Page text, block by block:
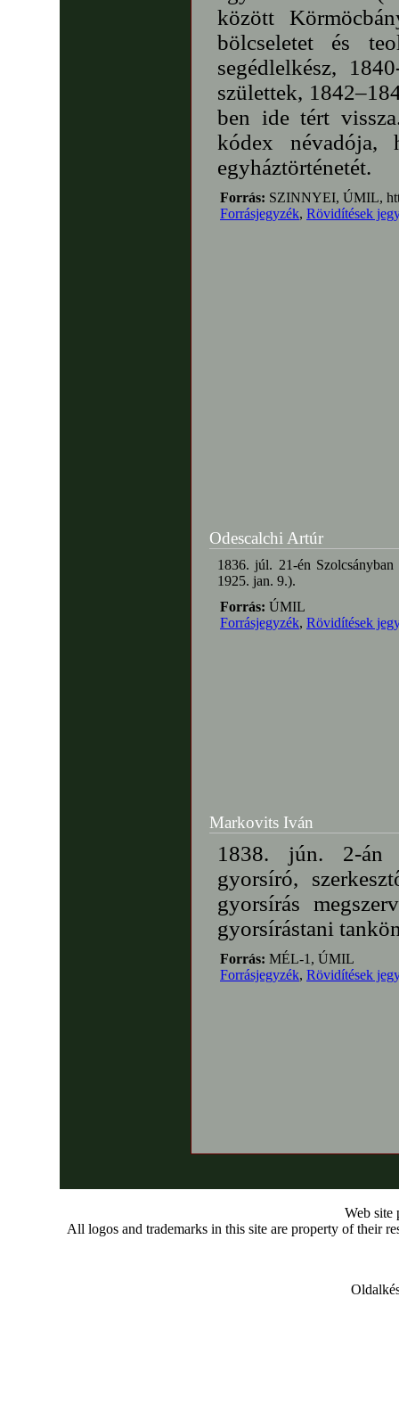
között
bölcseletet és
segédlelkész,
születtek,
ben ide tért
kódex névadója,
egyháztörténetét.
Forrás: SZINNYEI, ÚMIL,
Forrásjegyzék, Rövidítések
Odescalchi Artúr
1836. júl. 21-én
1925. jan. 9.).
Forrás: ÚMIL
Forrásjegyzék, Rövidítések
Markovits Iván
1838. jún. 2-án
gyorsíró,
gyorsírás
gyorsírástani
Forrás: MÉL-1, ÚMIL
Forrásjegyzék, Rövidítések
Web site
All logos and trademarks in this site are property of their